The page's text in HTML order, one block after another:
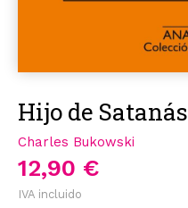
Hijo de Satanás
Charles Bukowski
12,90 €
IVA incluido